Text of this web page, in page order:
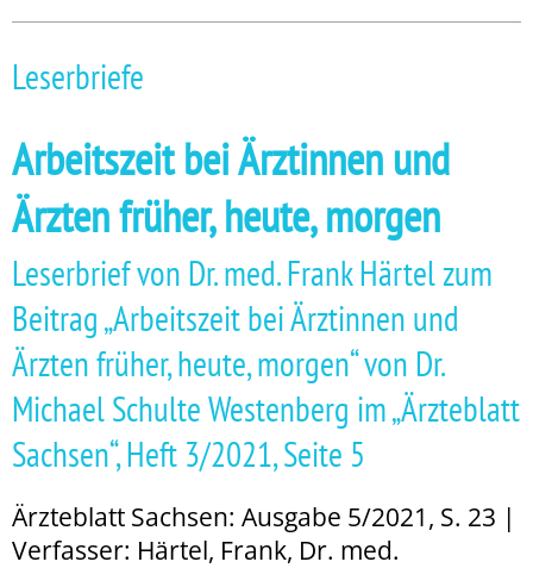
Leserbriefe
Arbeitszeit bei Ärztinnen und
Ärzten früher, heute, morgen
Leserbrief von Dr. med. Frank Härtel zum
Beitrag „Arbeitszeit bei Ärztinnen und
Ärzten früher, heute, morgen“ von Dr.
Michael Schulte Westenberg im „Ärzteblatt
Sachsen“, Heft 3/2021, Seite 5
Ärzteblatt Sachsen: Ausgabe 5/2021, S. 23 |
Verfasser: Härtel, Frank, Dr. med.